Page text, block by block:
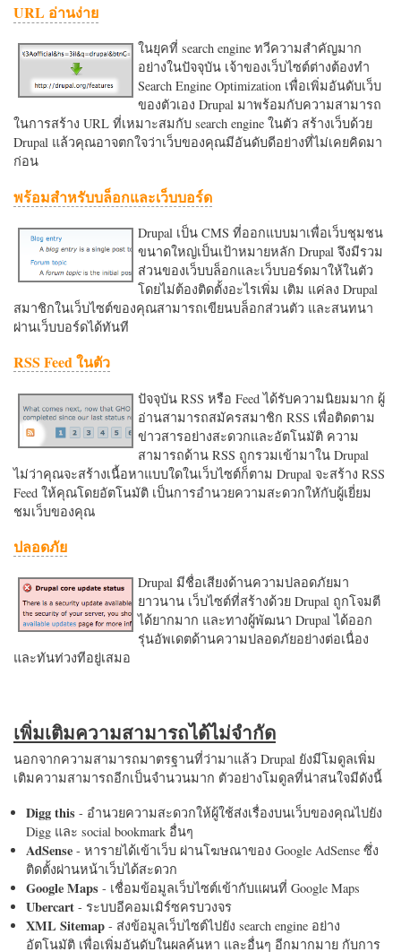
URL อ่านง่าย
ในยุคที่ search engine ทวีความสำคัญมาก
อย่างในปัจจุบัน เจ้าของเว็บไซต์ต่างต้องทำ
Search Engine Optimization เพื่อเพิ่มอันดับเว็บ
ของตัวเอง Drupal มาพร้อมกับความสามารถ
ในการสร้าง URL ที่เหมาะสมกับ search engine ในตัว สร้างเว็บด้วย
Drupal แล้วคุณอาจตกใจว่าเว็บของคุณมีอันดับดีอย่างที่ไม่เคยคิดมา
ก่อน
พร้อมสำหรับบล็อกและเว็บบอร์ด
Drupal เป็น CMS ที่ออกแบบมาเพื่อเว็บชุมชน
ขนาดใหญ่เป็นเป้าหมายหลัก Drupal จึงมีรวม
ส่วนของเว็บบล็อกและเว็บบอร์ดมาให้ในตัว
โดยไม่ต้องติดตั้งอะไรเพิ่ม เติม แค่ลง Drupal
สมาชิกในเว็บไซต์ของคุณสามารถเขียนบล็อกส่วนตัว และสนทนา
ผ่านเว็บบอร์ดได้ทันที
RSS Feed ในตัว
ปัจจุบัน RSS หรือ Feed ได้รับความนิยมมาก ผู้
อ่านสามารถสมัครสมาชิก RSS เพื่อติดตาม
ข่าวสารอย่างสะดวกและอัตโนมัติ ความ
สามารถด้าน RSS ถูกรวมเข้ามาใน Drupal
ไม่ว่าคุณจะสร้างเนื้อหาแบบใดในเว็บไซต์ก็ตาม Drupal จะสร้าง RSS
Feed ให้คุณโดยอัตโนมัติ เป็นการอำนวยความสะดวกใหักับผู้เยี่ยม
ชมเว็บของคุณ
ปลอดภัย
Drupal มีชื่อเสียงด้านความปลอดภัยมา
ยาวนาน เว็บไซต์ที่สร้างด้วย Drupal ถูกโจมตี
ได้ยากมาก และทางผู้พัฒนา Drupal ได้ออก
รุ่นอัพเดตด้านความปลอดภัยอย่างต่อเนื่อง
และทันท่วงทีอยู่เสมอ
เพิ่มเติมความสามารถได้ไม่จำกัด
นอกจากความสามารถมาตรฐานที่ว่ามาแล้ว Drupal ยังมีโมดูลเพิ่ม
เติมความสามารถอีกเป็นจำนวนมาก ตัวอย่างโมดูลที่น่าสนใจมีดังนี้
Digg this - อำนวยความสะดวกให้ผู้ใช้ส่งเรื่องบนเว็บของคุณไปยัง
Digg และ social bookmark อื่นๆ
AdSense - หารายได้เข้าเว็บ ผ่านโฆษณาของ Google AdSense ซึ่ง
ติดตั้งผ่านหน้าเว็บได้สะดวก
Google Maps - เชื่อมข้อมูลเว็บไซต์เข้ากับแผนที่ Google Maps
Ubercart - ระบบอีคอมเมิร์ซครบวงจร
XML Sitemap - ส่งข้อมูลเว็บไซต์ไปยัง search engine อย่าง
อัตโนมัติ เพื่อเพิ่มอันดับในผลค้นหา และอื่นๆ อีกมากมาย กับการ